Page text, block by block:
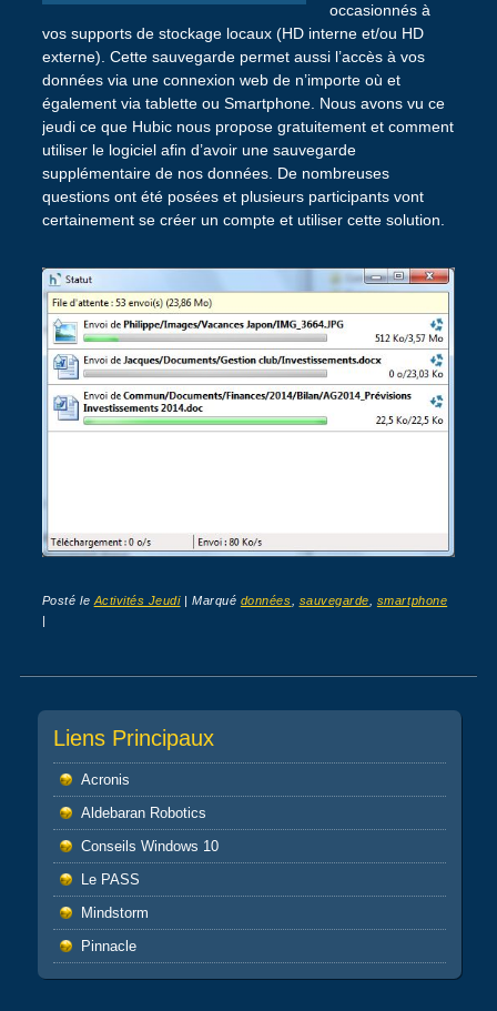
occasionnés à
vos supports de stockage locaux (HD interne et/ou HD
externe). Cette sauvegarde permet aussi l’accès à vos
données via une connexion web de n’importe où et
également via tablette ou Smartphone. Nous avons vu ce
jeudi ce que Hubic nous propose gratuitement et comment
utiliser le logiciel afin d’avoir une sauvegarde
supplémentaire de nos données. De nombreuses
questions ont été posées et plusieurs participants vont
certainement se créer un compte et utiliser cette solution.
Posté le Activités Jeudi |Marqué données sauvegarde
smartphone
Post navigation
Liens Principaux
Acronis
Aldebaran Robotics
Conseils Windows 10
Le PASS
Mindstorm
Pinnacle